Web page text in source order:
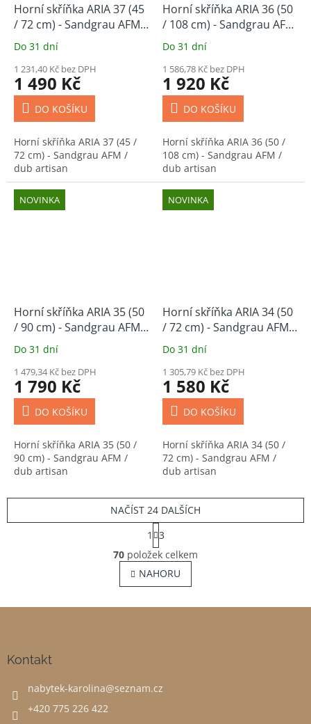
Horní skříňka ARIA 37 (45
/ 72 cm) - Sandgrau AFM /
dub artisan
Do 31 dní
1 231,40 Kč bez DPH
1 490 Kč
DO KOŠÍKU
Horní skříňka ARIA 37 (45 /
72 cm) - Sandgrau AFM /
dub artisan
Horní skříňka ARIA 36 (50
/ 108 cm) - Sandgrau AFM
/ dub artisan
Do 31 dní
1 586,78 Kč bez DPH
1 920 Kč
DO KOŠÍKU
Horní skříňka ARIA 36 (50 /
108 cm) - Sandgrau AFM /
dub artisan
NOVINKA
Horní skříňka ARIA 35 (50
/ 90 cm) - Sandgrau AFM /
dub artisan
Do 31 dní
1 479,34 Kč bez DPH
1 790 Kč
DO KOŠÍKU
Horní skříňka ARIA 35 (50 /
90 cm) - Sandgrau AFM /
dub artisan
NOVINKA
Horní skříňka ARIA 34 (50
/ 72 cm) - Sandgrau AFM /
dub artisan
Do 31 dní
1 305,79 Kč bez DPH
1 580 Kč
DO KOŠÍKU
Horní skříňka ARIA 34 (50 /
72 cm) - Sandgrau AFM /
dub artisan
O
v
l
á
k
NAČÍST 24 DALŠÍCH
S
t
r
á
n
k
v
1
3
70 položek celkem
NAHORU
Kontakt
nabytek-karolina@seznam.cz
+420 775 226 422